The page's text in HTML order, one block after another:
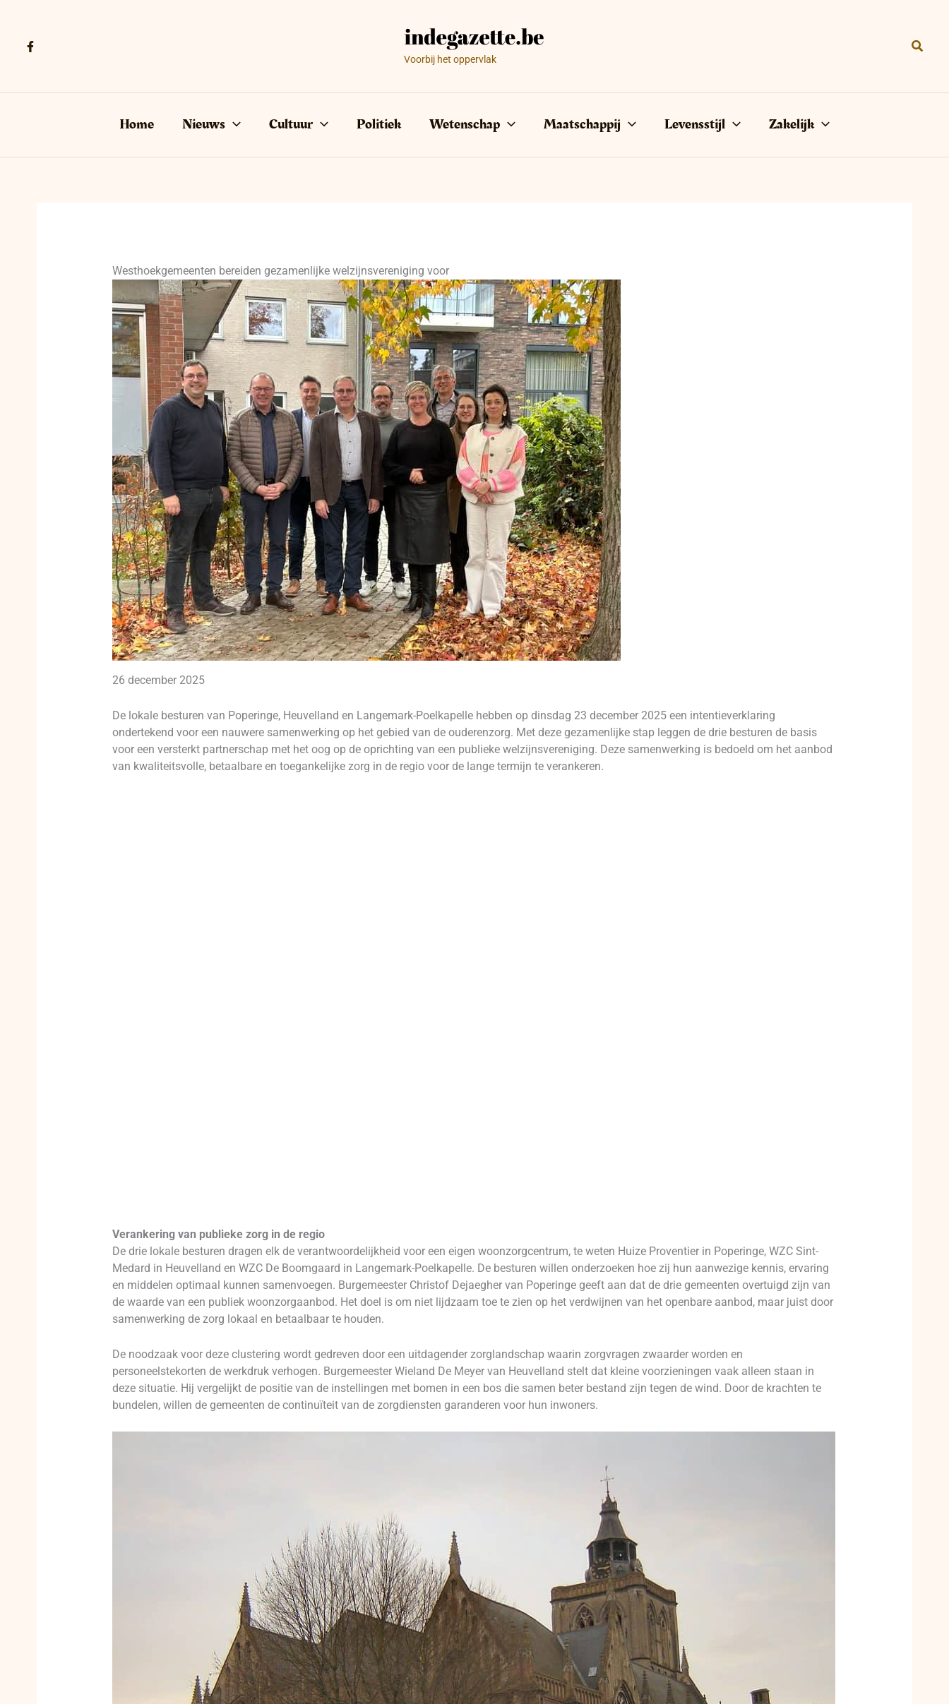
Voorbij het oppervlak
Home Nieuws Cultuur Politiek Wetenschap Maatschappij Levensstijl Zakelijk
Westhoekgemeenten bereiden gezamenlijke welzijnsvereniging voor
26 december 2025
De lokale besturen van Poperinge, Heuvelland en Langemark-Poelkapelle hebben op dinsdag 23 december 2025 een intentieverklaring
ondertekend voor een nauwere samenwerking op het gebied van de ouderenzorg. Met deze gezamenlijke stap leggen de drie besturen de basis
voor een versterkt partnerschap met het oog op de oprichting van een publieke welzijnsvereniging. Deze samenwerking is bedoeld om het aanbod
van kwaliteitsvolle, betaalbare en toegankelijke zorg in de regio voor de lange termijn te verankeren.
Verankering van publieke zorg in de regio
De drie lokale besturen dragen elk de verantwoordelijkheid voor een eigen woonzorgcentrum, te weten Huize Proventier in Poperinge, WZC Sint-
Medard in Heuvelland en WZC De Boomgaard in Langemark-Poelkapelle. De besturen willen onderzoeken hoe zij hun aanwezige kennis, ervaring
en middelen optimaal kunnen samenvoegen. Burgemeester Christof Dejaegher van Poperinge geeft aan dat de drie gemeenten overtuigd zijn van
de waarde van een publiek woonzorgaanbod. Het doel is om niet lijdzaam toe te zien op het verdwijnen van het openbare aanbod, maar juist door
samenwerking de zorg lokaal en betaalbaar te houden.
De noodzaak voor deze clustering wordt gedreven door een uitdagender zorglandschap waarin zorgvragen zwaarder worden en
personeelstekorten de werkdruk verhogen. Burgemeester Wieland De Meyer van Heuvelland stelt dat kleine voorzieningen vaak alleen staan in
deze situatie. Hij vergelijkt de positie van de instellingen met bomen in een bos die samen beter bestand zijn tegen de wind. Door de krachten te
bundelen, willen de gemeenten de continuïteit van de zorgdiensten garanderen voor hun inwoners.